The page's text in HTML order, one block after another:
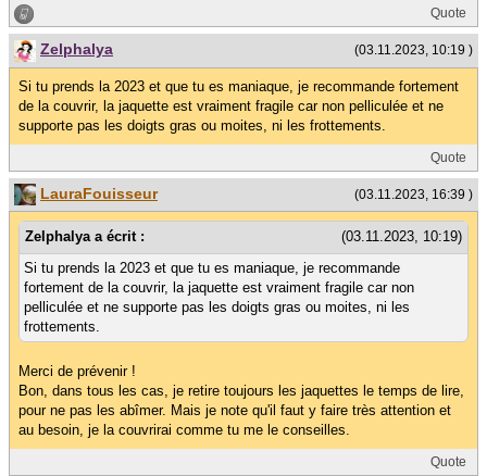
Quote
(03.11.2023, 10:19 )
Zelphalya
Si tu prends la 2023 et que tu es maniaque, je recommande fortement
de la couvrir, la jaquette est vraiment fragile car non pelliculée et ne
supporte pas les doigts gras ou moites, ni les frottements.
Quote
(03.11.2023, 16:39 )
LauraFouisseur
(03.11.2023, 10:19)
Zelphalya a écrit :
Si tu prends la 2023 et que tu es maniaque, je recommande
fortement de la couvrir, la jaquette est vraiment fragile car non
pelliculée et ne supporte pas les doigts gras ou moites, ni les
frottements.
Merci de prévenir !
Bon, dans tous les cas, je retire toujours les jaquettes le temps de lire,
pour ne pas les abîmer. Mais je note qu'il faut y faire très attention et
au besoin, je la couvrirai comme tu me le conseilles.
Quote